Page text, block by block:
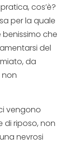
cos’è?
per la quale
benissimo che
del
da
vengono
di riposo, non
nevrosi